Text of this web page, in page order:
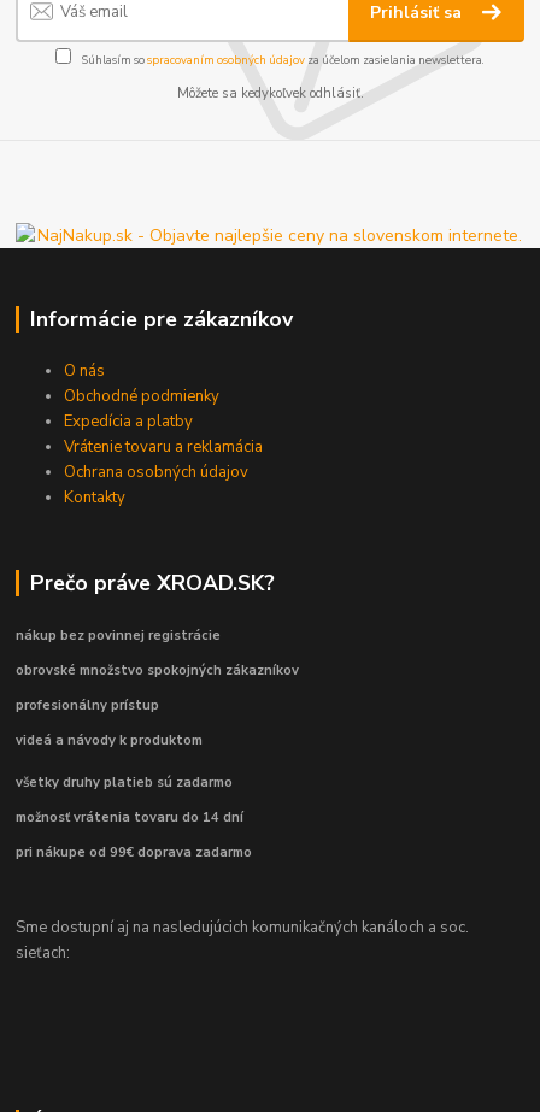
Prihlásiť sa
Súhlasím sospracovaním osobných údajov za účelom zasielania newslettera.
Môžete sa kedykoľvek odhlásiť.
Informácie pre zákazníkov
O nás
Obchodné podmienky
Expedícia a platby
Vrátenie tovaru a reklamácia
Ochrana osobných údajov
Kontakty
Prečo práve XROAD.SK?
nákup bez povinnej registrácie
obrovské množstvo spokojných zákazníkov
profesionálny prístup
videá a návody k produktom
všetky druhy platieb sú zadarmo
možnosť vrátenia tovaru do 14 dní
pri nákupe od 99€ doprava zadarmo
Sme dostupní aj na nasledujúcich komunikačných kanáloch a soc.
sieťach: